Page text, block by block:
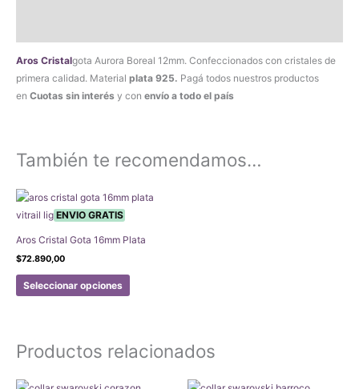
Aros Cristalgota Aurora Boreal 12mm. Confeccionados con cristales de
primera calidad. Material plata 925. Pagá todos nuestros productos
en Cuotas sin interés y con envío a todo el país
También te recomendamos…
ENVIO GRATIS
Aros Cristal Gota 16mm Plata
$72.890,00
Seleccionar opciones
Este
producto
variantes.
Productos relacionados